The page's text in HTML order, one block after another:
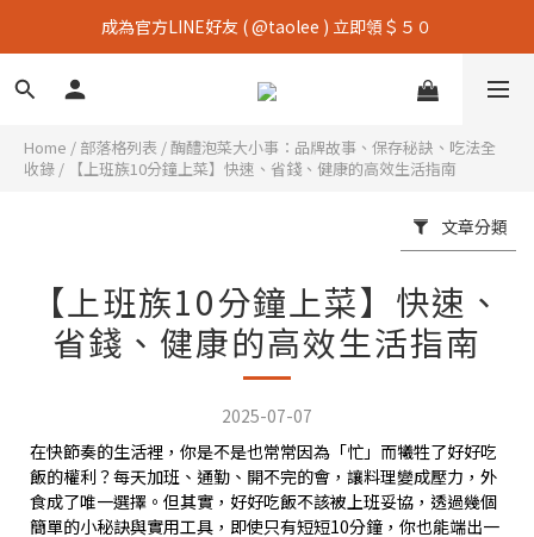
成為官方LINE好友 ( @taolee ) 立即領＄５０
Home / 部落格列表 /醄醴泡菜大小事：品牌故事、保存秘訣、吃法全
收錄 / 【上班族10分鐘上菜】快速、省錢、健康的高效生活指南
文章分類
【上班族10分鐘上菜】快速、
省錢、健康的高效生活指南
2025-07-07
在快節奏的生活裡，你是不是也常常因為「忙」而犧牲了好好吃
飯的權利？每天加班、通勤、開不完的會，讓料理變成壓力，外
食成了唯一選擇。但其實，好好吃飯不該被上班妥協，透過幾個
簡單的小秘訣與實用工具，即使只有短短10分鐘，你也能端出一